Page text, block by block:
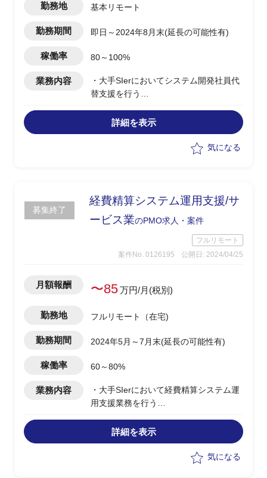
勤務地 基本リモート
勤務期間 即日～2024年8月末(延長の可能性有)
稼働率 80～100%
業務内容
・大手SIerにおいてシステム開発社員代
替支援を行う
でなく業務用途で使うことが多くなって
きたため、開発人材が不足している
詳細を表示
気になる
募集終了
経費精算システム運用支援/サ
ービス業のPMO求人・案件
フルリモート
案件No. 0126195
公開日: 2024/04/25
月額報酬 〜85万円/月(税別)
勤務地 フルリモート（在宅)
勤務期間 2024年5月～7月末(延長の可能性有)
稼働率 60～80%
業務内容
・大手SIerにおいて経費精算システム運
用支援業務を行う
-フードデリバリー業の請求システムに
おけるインフラ周りの構築、運用
-システム全体にアーキテクチャ検討、
詳細を表示
気になる